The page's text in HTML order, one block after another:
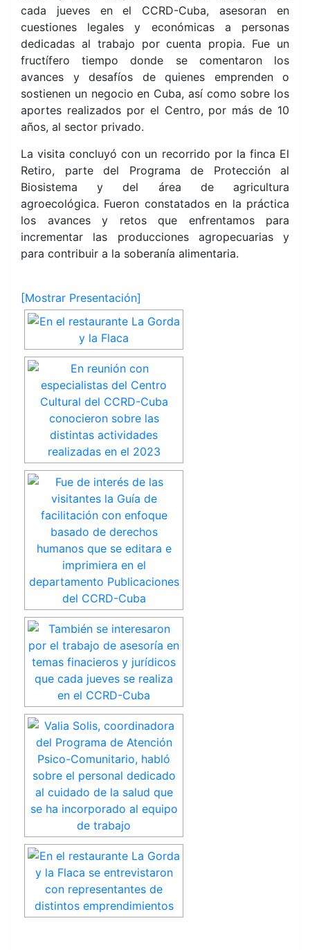
cada jueves en el CCRD-Cuba, asesoran en
cuestiones legales y económicas a personas
dedicadas al trabajo por cuenta propia. Fue un
fructífero tiempo donde se comentaron los
avances y desafíos de quienes emprenden o
sostienen un negocio en Cuba, así como sobre los
aportes realizados por el Centro, por más de 10
años, al sector privado.
La visita concluyó con un recorrido por la finca El
Retiro, parte del Programa de Protección al
Biosistema y del área de agricultura
agroecológica. Fueron constatados en la práctica
los avances y retos que enfrentamos para
incrementar las producciones agropecuarias y
para contribuir a la soberanía alimentaria.
[Mostrar Presentación]